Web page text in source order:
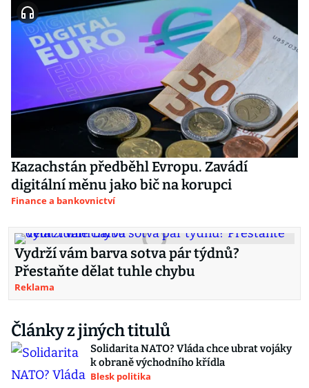
Kazachstán předběhl Evropu. Zavádí
digitální měnu jako bič na korupci
Finance a bankovnictví
Vydrží vám barva sotva pár týdnů?
Přestaňte dělat tuhle chybu
Reklama
Články z jiných titulů
Solidarita NATO? Vláda chce ubrat vojáky
k obraně východního křídla
Blesk politika